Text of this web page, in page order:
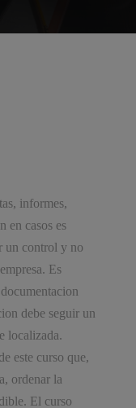
informes,
en casos es
un control y no
Es
debe seguir un
localizada.
este curso que,
ordenar la
El curso